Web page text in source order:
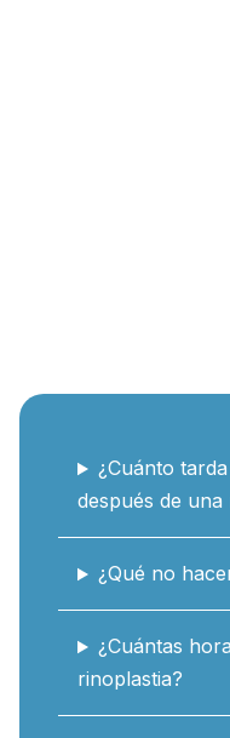
¿Cuánto
después de una
¿Qué no
¿Cuántas
rinoplastia?